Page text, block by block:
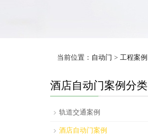
当前位置： 自动门 > 工程案例
酒店自动门案例分类
轨道交通案例
酒店自动门案例